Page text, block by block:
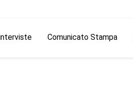
Comunicato Stampa